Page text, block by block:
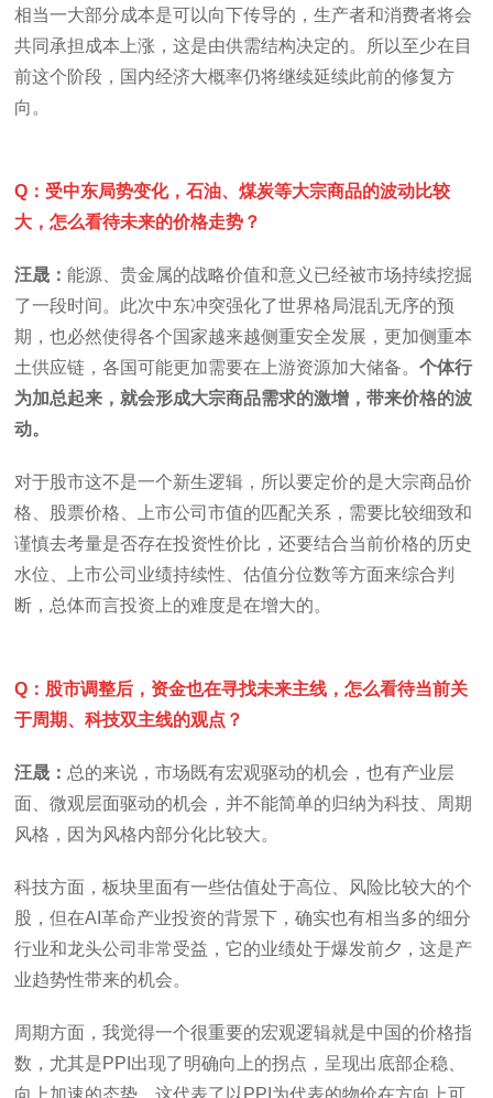
相当一大部分成本是可以向下传导的，生产者和消费者将会
共同承担成本上涨，这是由供需结构决定的。所以至少在目
前这个阶段，国内经济大概率仍将继续延续此前的修复方
向。
Q：受中东局势变化，石油、煤炭等大宗商品的波动比较
大，怎么看待未来的价格走势？
汪晟：能源、贵金属的战略价值和意义已经被市场持续挖掘
了一段时间。此次中东冲突强化了世界格局混乱无序的预
期，也必然使得各个国家越来越侧重安全发展，更加侧重本
土供应链，各国可能更加需要在上游资源加大储备。个体行
为加总起来，就会形成大宗商品需求的激增，带来价格的波
动。
对于股市这不是一个新生逻辑，所以要定价的是大宗商品价
格、股票价格、上市公司市值的匹配关系，需要比较细致和
谨慎去考量是否存在投资性价比，还要结合当前价格的历史
水位、上市公司业绩持续性、估值分位数等方面来综合判
断，总体而言投资上的难度是在增大的。
Q：股市调整后，资金也在寻找未来主线，怎么看待当前关
于周期、科技双主线的观点？
汪晟： 总的来说，市场既有宏观驱动的机会，也有产业层
面、微观层面驱动的机会，并不能简单的归纳为科技、周期
风格，因为风格内部分化比较大。
科技方面，板块里面有一些估值处于高位、风险比较大的个
股，但在AI革命产业投资的背景下，确实也有相当多的细分
行业和龙头公司非常受益，它的业绩处于爆发前夕，这是产
业趋势性带来的机会。
周期方面，我觉得一个很重要的宏观逻辑就是中国的价格指
数，尤其是PPI出现了明确向上的拐点，呈现出底部企稳、
向上加速的态势。这代表了以PPI为代表的物价在方向上可